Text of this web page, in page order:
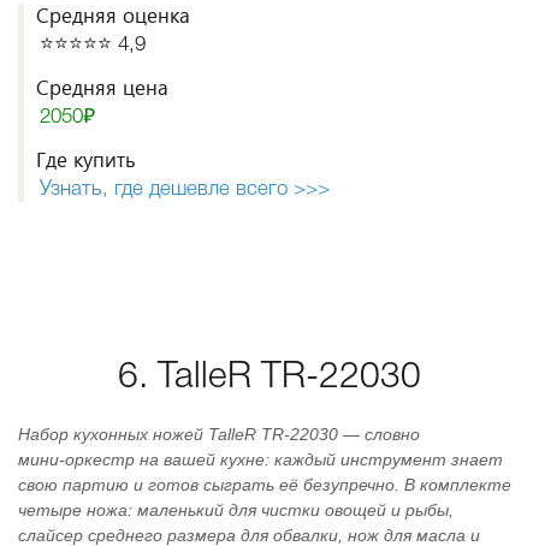
Средняя оценка
⭐️⭐️⭐️⭐️⭐️ 4,9
Средняя цена
2050₽
Где купить
Узнать, где дешевле всего >>>
6. TalleR TR-22030
Набор кухонных ножей TalleR TR‑22030 — словно
мини‑оркестр на вашей кухне: каждый инструмент знает
свою партию и готов сыграть её безупречно. В комплекте
четыре ножа: маленький для чистки овощей и рыбы,
слайсер среднего размера для обвалки, нож для масла и